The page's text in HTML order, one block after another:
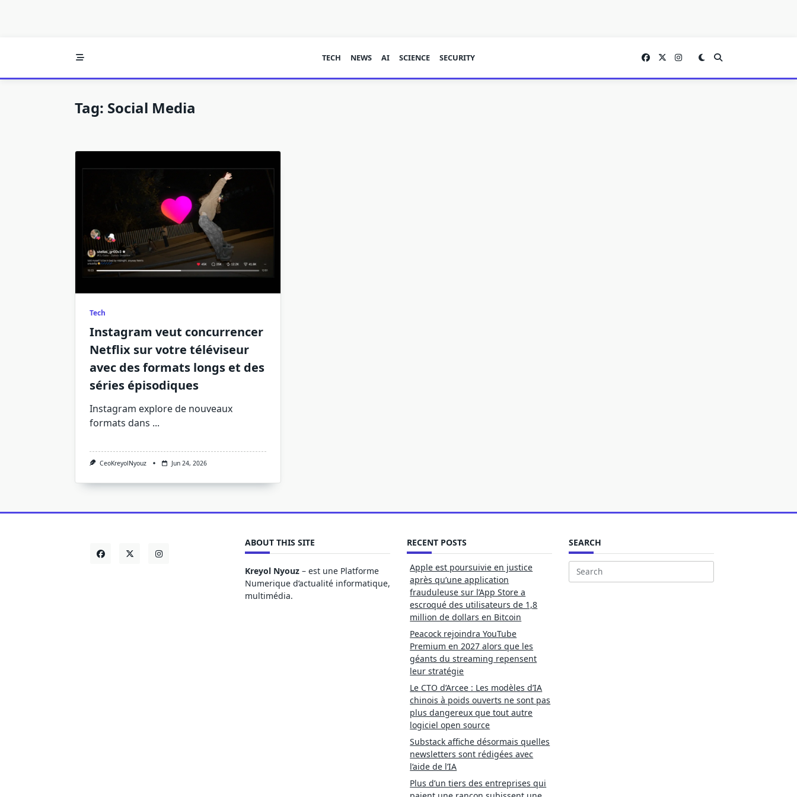
TECH NEWS AI SCIENCE SECURITY
Tag: Social Media
Tech
Instagram veut concurrencer
Netflix sur votre téléviseur
avec des formats longs et des
séries épisodiques
Instagram explore de nouveaux
formats dans ...
CeoKreyolNyouz Jun 24, 2026
ABOUT THIS SITE
Kreyol Nyouz – est une Platforme
Numerique d’actualité informatique,
multimédia.
RECENT POSTS
Apple est poursuivie en justice
après qu’une application
frauduleuse sur l’App Store a
escroqué des utilisateurs de 1,8
million de dollars en Bitcoin
Peacock rejoindra YouTube
Premium en 2027 alors que les
géants du streaming repensent
leur stratégie
Le CTO d’Arcee : Les modèles d’IA
chinois à poids ouverts ne sont pas
plus dangereux que tout autre
logiciel open source
Substack affiche désormais quelles
newsletters sont rédigées avec
l’aide de l’IA
Plus d’un tiers des entreprises qui
SEARCH
Search